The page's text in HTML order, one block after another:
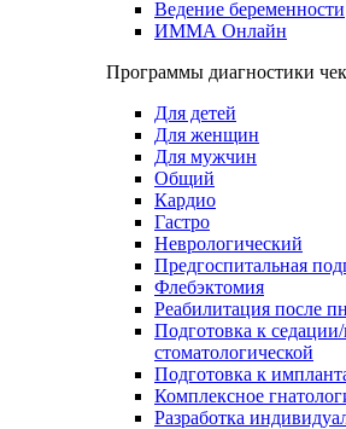
Ведение беременности
ИММА Онлайн
Программы диагностики
Для детей
Для женщин
Для мужчин
Общий
Кардио
Гастро
Неврологический
Предгоспитальная
Флебэктомия
Реабилитация после
Подготовка к седации/
стоматологической
Подготовка к
Комплексное
Разработка